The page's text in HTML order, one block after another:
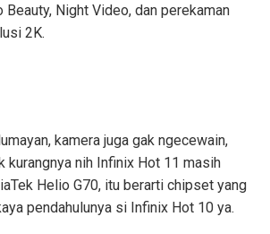
Beauty, Night Video, dan perekaman
2K.
kamera juga gak ngecewain,
kurangnya nih Infinix Hot 11 masih
Helio G70, itu berarti chipset yang
pendahulunya si Infinix Hot 10 ya.